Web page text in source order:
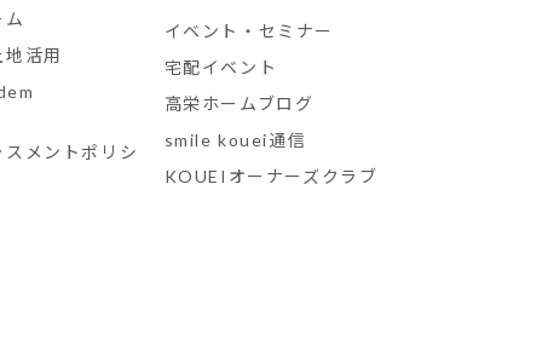
活用
メントポリシ
イベント・セミナー
宅配イベント
高栄ホームブログ
smile kouei通信
KOUEIオーナーズクラブ